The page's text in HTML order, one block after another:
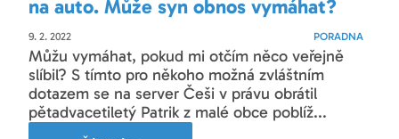
na auto. Může syn obnos vymáhat?
9. 2. 2022 PORADNA
Můžu vymáhat, pokud mi otčím něco veřejně
slíbil? S tímto pro někoho možná zvláštním
dotazem se na server Češi v právu obrátil
pětadvacetiletý Patrik z malé obce poblíž...